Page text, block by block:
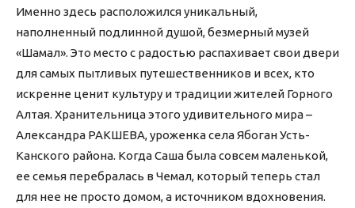
Именно здесь расположился уникальный,
наполненный подлинной душой, безмерный музей
«Шамал». Это место с радостью распахивает свои двери
для самых пытливых путешественников и всех, кто
искренне ценит культуру и традиции жителей Горного
Алтая. Хранительница этого удивительного мира –
Александра РАКШЕВА, уроженка села Ябоган Усть-
Канского района. Когда Саша была совсем маленькой,
ее семья перебралась в Чемал, который теперь стал
для нее не просто домом, а источником вдохновения.